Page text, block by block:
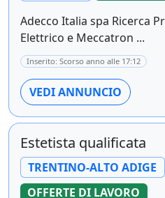
Adecco Italia spa Ricerca
Elettrico e Meccatron ...
Inserito: Scorso anno alle 17:12
VEDI ANNUNCIO
Estetista qualificata
TRENTINO-ALTO ADIGE
OFFERTE DI LAVORO